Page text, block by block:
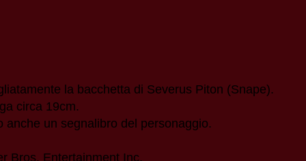
la bacchetta di Severus Piton (Snape).
circa 19cm.
anche un segnalibro del personaggio.
Bros. Entertainment Inc.